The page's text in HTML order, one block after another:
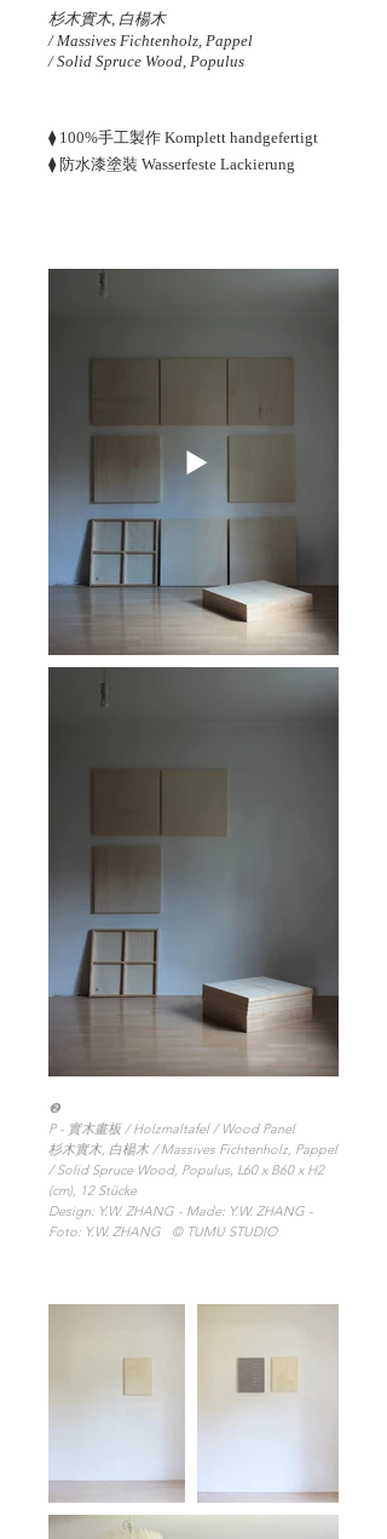
杉木實木, 白楊木
/ Massives Fichtenholz, Pappel
/ Solid Spruce Wood, Populus
⧫ 100%手工製作 Komplett handgefertigt
⧫ 防水漆塗裝 Wasserfeste Lackierung
❷
P - 實木畫板 / Holzmaltafel / Wood Panel
杉木實木, 白楊木 / Massives Fichtenholz, Pappel
/ Solid Spruce Wood, Populus, L60 x B60 x H2
(cm), 12 Stücke
Design: Y.W. ZHANG - Made: Y.W. ZHANG -
Foto: Y.W. ZHANG © TUMU STUDIO